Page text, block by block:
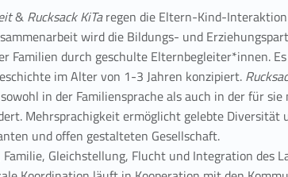
& Rucksack KiTaregen die Eltern-Kind-
wird die Bildungs- und
Familien durch geschulte Elternbegleiter*innen.
im Alter von 1-3 Jahren konzipiert.
in der Familiensprache als auch in der für
Mehrsprachigkeit ermöglicht gelebte
und offen gestalteten Gesellschaft.
Gleichstellung, Flucht und Integration des